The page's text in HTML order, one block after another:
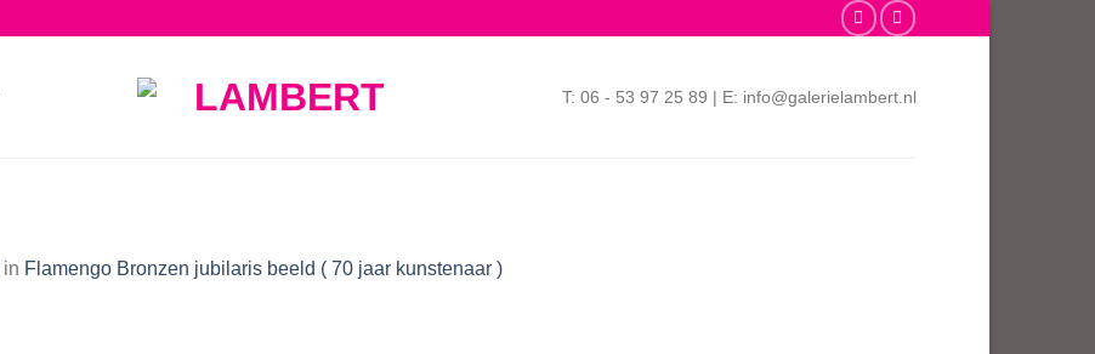
T: 06 - 53 97 25 89 | E: info@galerielambert.nl
in Flamengo Bronzen jubilaris beeld ( 70 jaar kunstenaar )